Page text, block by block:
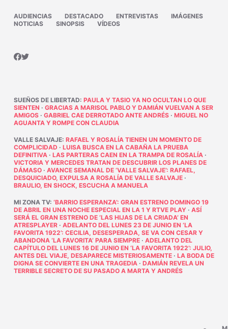
AUDIENCIAS DESTACADO ENTREVISTAS
IMÁGENES
NOTICIAS
SINOPSIS VÍDEOS
SUEÑOS DE LIBERTAD: PAULA Y TASIO YA NO OCULTAN LO QUE
SIENTEN · GRACIAS A MARISOL PABLO Y DAMIÁN VUELVAN A SER
AMIGOS· GABRIEL CAE DERROTADO ANTE ANDRÉS· MIGUEL NO
AGUANTA Y ROMPE CON CLAUDIA
VALLE SALVAJE: RAFAEL Y ROSALÍA TIENEN UN MOMENTO DE
COMPLICIDAD · LUISA BUSCA EN LA CABAÑA LA PRUEBA
DEFINITIVA· LAS PARTERAS CAEN EN LA TRAMPA DE ROSALÍA·
VICTORIA Y MERCEDES TRATAN DE DESCUBRIR LOS PLANES DE
DÁMASO· AVANCE SEMANAL DE ‘VALLE SALVAJE’: RAFAEL,
DESQUICIADO, EXPULSA A ROSALÍA DE VALLE SALVAJE·
BRAULIO, EN SHOCK, ESCUCHA A MANUELA
MI ZONA TV: ‘BARRIO ESPERANZA’: GRAN ESTRENO DOMINGO 19
DE ABRIL EN UNA NOCHE ESPECIAL EN LA 1 Y RTVE PLAY· ASÍ
SERÁ EL GRAN ESTRENO DE ‘LAS HIJAS DE LA CRIADA’ EN
ATRESPLAYER· ADELANTO DEL LUNES 23 DE JUNIO EN ‘LA
FAVORITA 1922’: CECILIA, DESESPERADA, SE VA CON CESAR Y
ABANDONA ‘LA FAVORITA’ PARA SIEMPRE· ADELANTO DEL
CAPÍTULO DEL LUNES 16 DE JUNIO EN ‘LA FAVORITA 1922’: JULIO,
ANTES DEL VIAJE, DESAPARECE MISTERIOSAMENTE· LA BODA DE
DIGNA SE CONVIERTE EN UNA TRAGEDIA· DAMIÁN REVELA UN
TERRIBLE SECRETO DE SU PASADO A MARTA Y ANDRÉS